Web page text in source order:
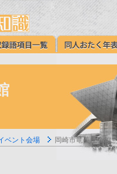
ベント会場 岡崎市竜美丘会館